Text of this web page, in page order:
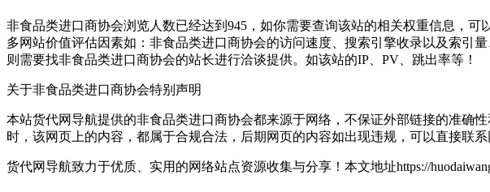
非食品类进口商协会浏览人数已经达到945，如你需要查询该站的相关权重信息，可
多网站价值评估因素如：非食品类进口商协会的访问速度、搜索引擎收录以及索引
则需要找非食品类进口商协会的站长进行洽谈提供。如该站的IP、PV、跳出率等！
关于非食品类进口商协会特别声明
本站货代网导航提供的非食品类进口商协会都来源于网络，不保证外部链接的准确
时，该网页上的内容，都属于合规合法，后期网页的内容如出现违规，可以直接联
货代网导航致力于优质、实用的网络站点资源收集与分享！ 本文地址https://